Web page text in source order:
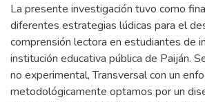
La presente investigación tuvo como
diferentes estrategias lúdicas para el
comprensión lectora en estudiantes de
institución educativa pública de Paiján.
no experimental, Transversal con un
metodológicamente optamos por un